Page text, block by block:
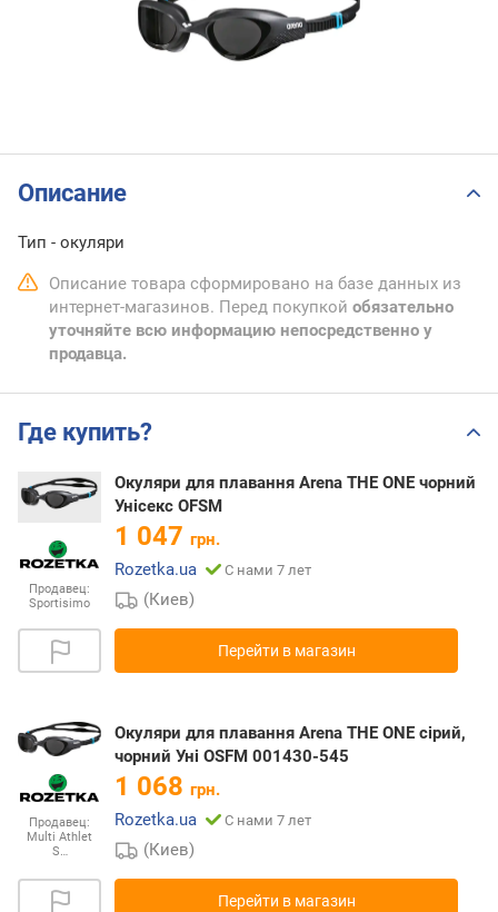
Описание
Тип - окуляри
Описание товара сформировано на базе данных из
интернет-магазинов. Перед покупкой обязательно
уточняйте всю информацию непосредственно у
продавца.
Где купить?
Продавец:
Sportisimo
Окуляри для плавання Arena THE ONE чорний
Унісекс OFSM
1 047 грн.
Rozetka.ua
С нами 7 лет
(Киев)
Перейти в магазин
Продавец:
Multi Athlet
S…
Окуляри для плавання Arena THE ONE сірий,
чорний Уні OSFM 001430-545
1 068 грн.
Rozetka.ua
С нами 7 лет
(Киев)
Перейти в магазин